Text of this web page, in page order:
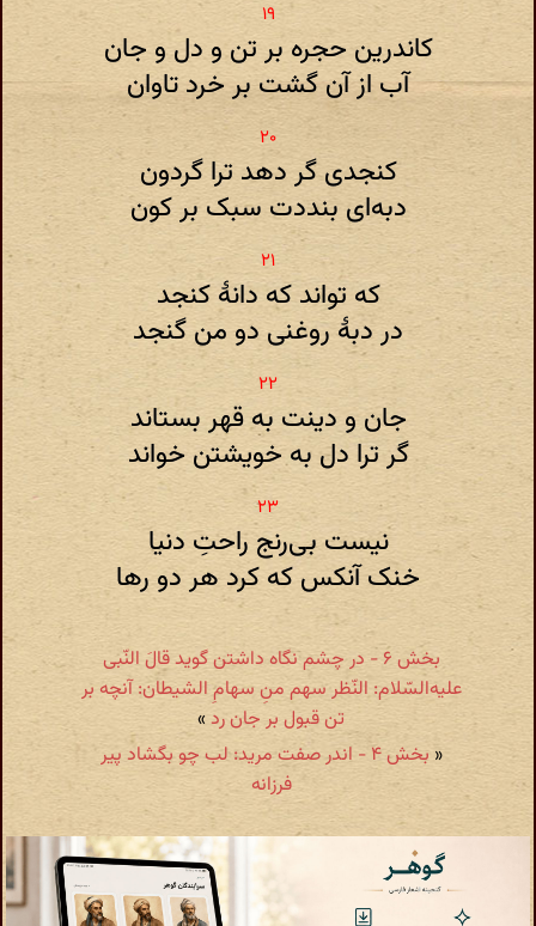
کاندرین حجره بر تن و دل و جان
آب از آن گشت بر خرد تاوان
کنجدی گر دهد ترا گردون
دبه‌ای بنددت سبک بر کون
که تواند که دانهٔ کنجد
در دبهٔ روغنی دو من گنجد
جان و دینت به قهر بستاند
گر ترا دل به خویشتن خواند
نیست بی‌رنج راحتِ دنیا
خنک آنکس که کرد هر دو رها
بخش ۶ - در چشم نگاه داشتن گوید قالَ النّبی
علیه‌السّلام: النّظر سهم منِ سهامِ الشیطان: آنچه بر
تن قبول بر جان رد »
«
بخش ۴ - اندر صفت مرید: لب چو بگشاد پیر
فرزانه